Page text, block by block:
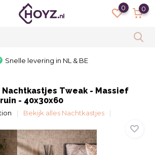
0 0
Snelle levering in NL & BE
Nachtkastjes Tweak - Massief
- 40x30x60
Bekijk alles Nachtkastjes